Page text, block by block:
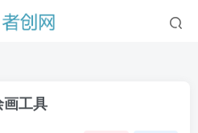
工具